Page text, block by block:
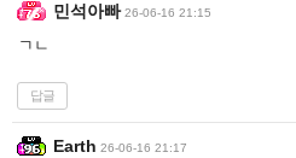
민석아빠 26-06-16 21:15
ㄱㄴ
답글
Earth 26-06-16 21:17